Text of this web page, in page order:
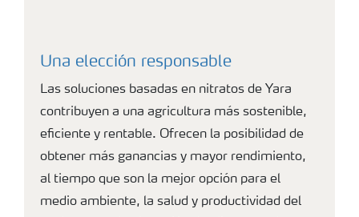
Una elección responsable
Las soluciones basadas en nitratos de Yara
contribuyen a una agricultura más sostenible,
eficiente y rentable. Ofrecen la posibilidad de
obtener más ganancias y mayor rendimiento,
al tiempo que son la mejor opción para el
medio ambiente, la salud y productividad del